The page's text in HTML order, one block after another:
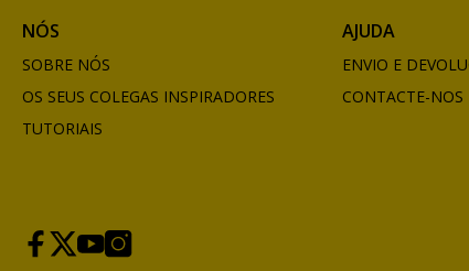
NÓS
SOBRE NÓS
OS SEUS COLEGAS INSPIRADORES
TUTORIAIS
AJUDA
ENVIO E
CONTACTE-NOS